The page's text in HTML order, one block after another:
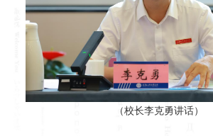
（校长李克勇讲话）